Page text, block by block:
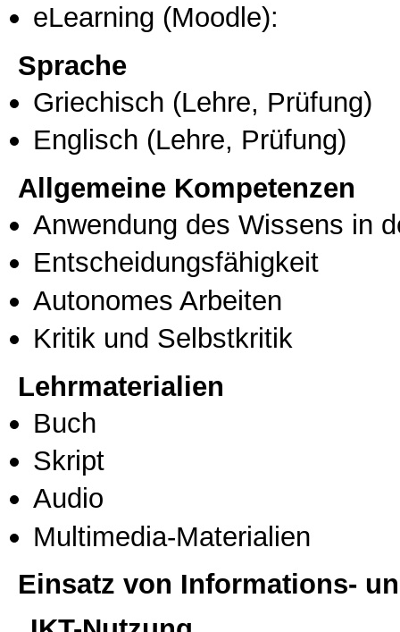
eLearning (Moodle):
Sprache
Griechisch (Lehre, Prüfung)
Englisch (Lehre, Prüfung)
Allgemeine Kompetenzen
Anwendung des Wissens in
Entscheidungsfähigkeit
Autonomes Arbeiten
Kritik und Selbstkritik
Lehrmaterialien
Buch
Skript
Audio
Multimedia-Materialien
Einsatz von Informations-